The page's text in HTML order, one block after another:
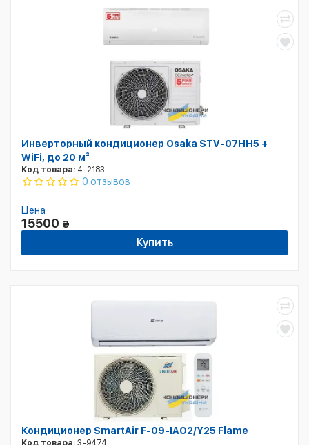
Инверторный кондиционер Osaka STV-07HH5 +
WiFi, до 20 м²
Код товара: 4-2183
0 отзывов
Цена
15500 ₴
Купить
Кондиционер SmartAir F-09-IAO2/Y25 Flame
Код товара: 3-9474